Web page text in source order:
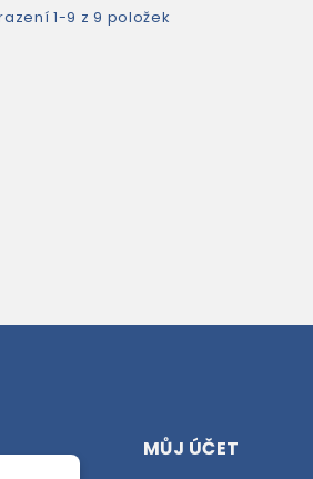
1-9 z 9 položek
MŮJ ÚČET